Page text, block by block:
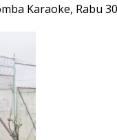
Karaoke, Rabu